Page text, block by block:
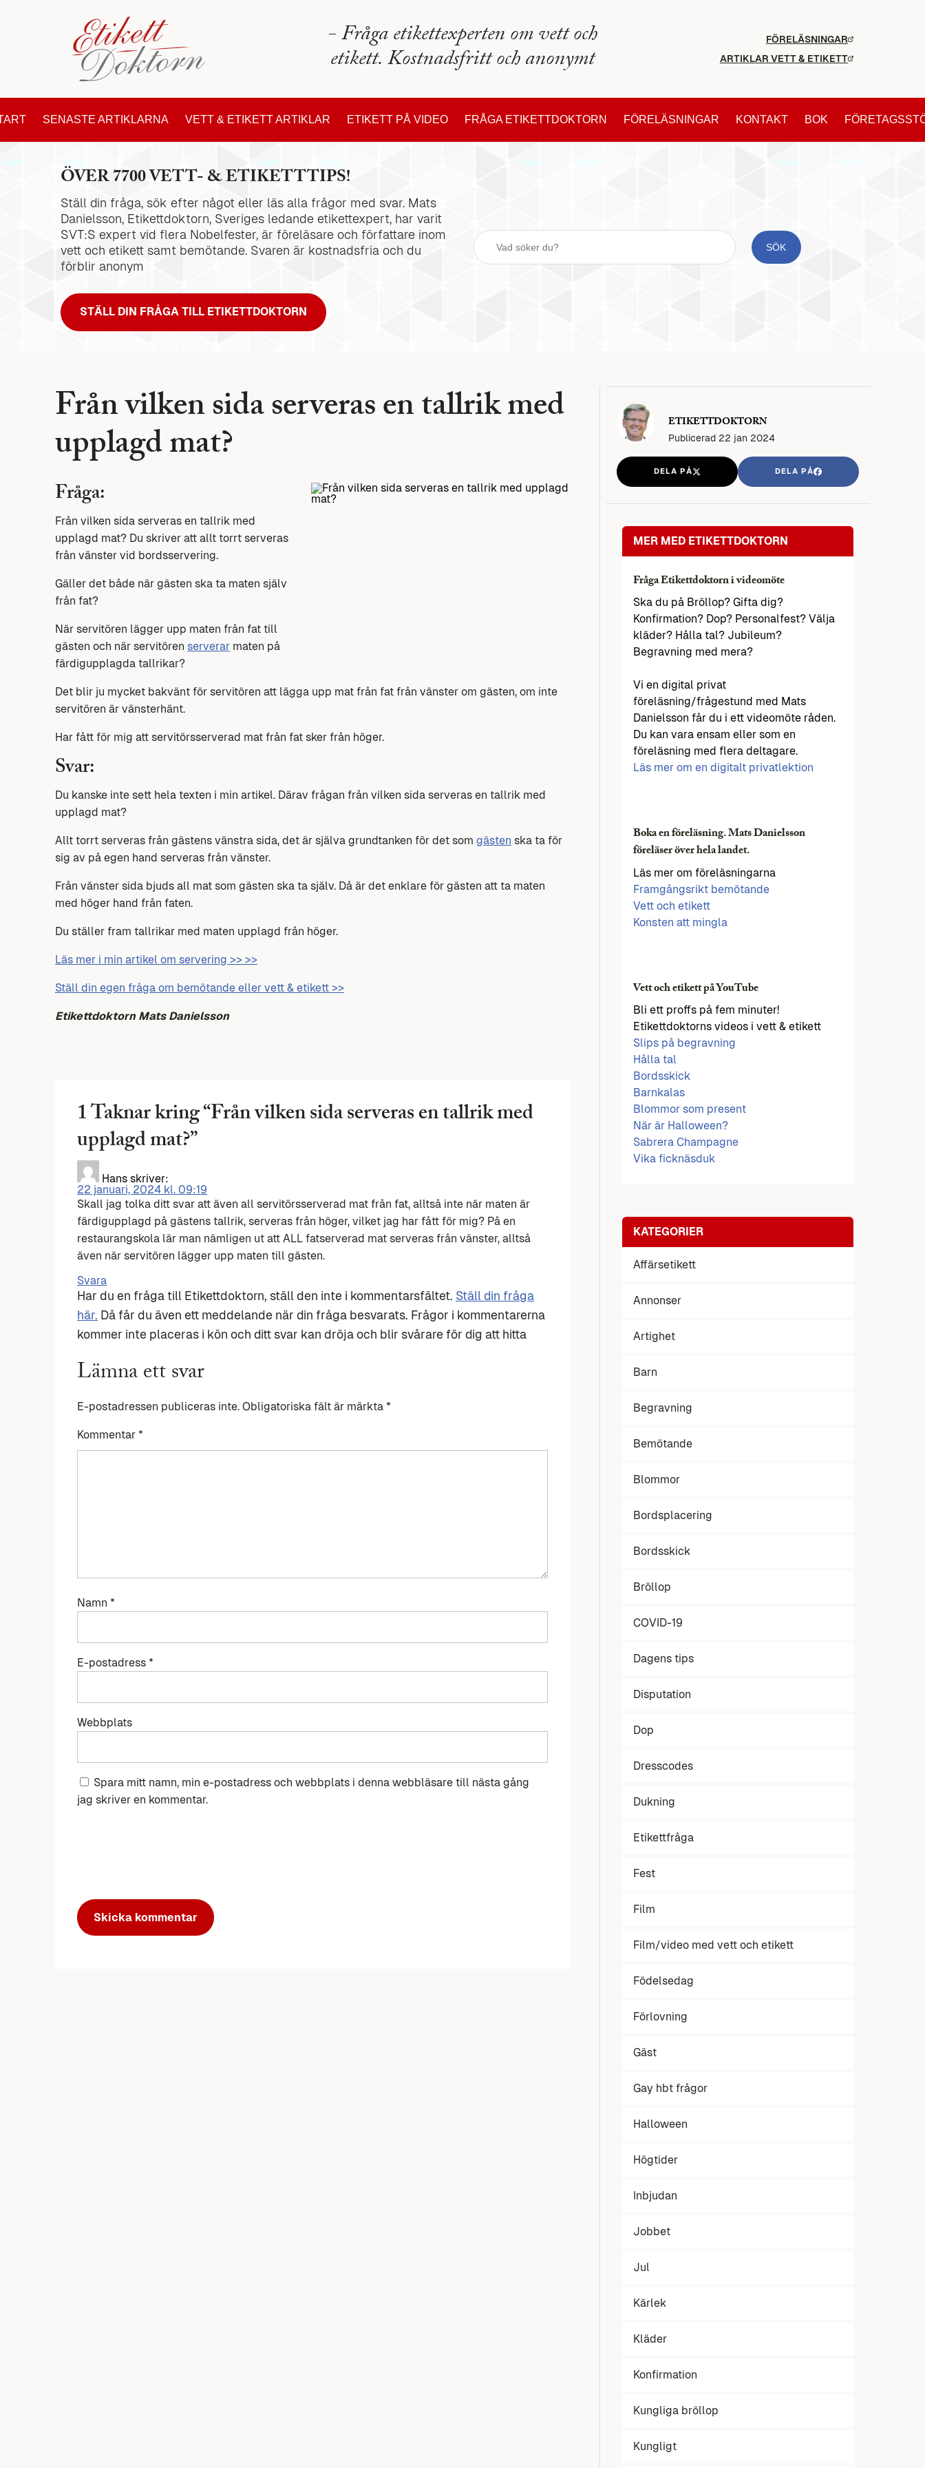
- Fråga etikettexperten om vett och
etikett. Kostnadsfritt och anonymt
FÖRELÄSNINGAR
ARTIKLAR VETT & ETIKETT
SENASTE ARTIKLARNA VETT & ETIKETT ARTIKLAR ETIKETT PÅ VIDEO FRÅGA ETIKETTDOKTORN FÖRELÄSNINGAR KONTAKT BOK
ÖVER 7700 VETT- & ETIKETTTIPS!
Ställ din fråga, sök efter något eller läs alla frågor med svar. Mats
Danielsson, Etikettdoktorn, Sveriges ledande etikettexpert, har varit
SVT:S expert vid flera Nobelfester, är föreläsare och författare inom
vett och etikett samt bemötande. Svaren är kostnadsfria och du
förblir anonym
STÄLL DIN FRÅGA TILL ETIKETTDOKTORN
Från vilken sida serveras en tallrik med
upplagd mat?
Fråga:
Från vilken sida serveras en tallrik med
upplagd mat? Du skriver att allt torrt serveras
från vänster vid bordsservering.
Gäller det både när gästen ska ta maten själv
från fat?
När servitören lägger upp maten från fat till
gästen och när servitören serverar maten på
färdigupplagda tallrikar?
Det blir ju mycket bakvänt för servitören att lägga upp mat från fat från vänster om gästen, om inte
servitören är vänsterhänt.
Har fått för mig att servitörsserverad mat från fat sker från höger.
Svar:
Du kanske inte sett hela texten i min artikel. Därav frågan från vilken sida serveras en tallrik med
upplagd mat?
Allt torrt serveras från gästens vänstra sida, det är själva grundtanken för det som gästen ska ta för
sig av på egen hand serveras från vänster.
Från vänster sida bjuds all mat som gästen ska ta själv. Då är det enklare för gästen att ta maten
med höger hand från faten.
Du ställer fram tallrikar med maten upplagd från höger.
Läs mer i min artikel om servering >> >>
Ställ din egen fråga om bemötande eller vett & etikett >>
Etikettdoktorn Mats Danielsson
1 Taknar kring “Från vilken sida serveras en tallrik med
upplagd mat?”
Hans skriver:
22 januari, 2024 kl. 09:19
Skall jag tolka ditt svar att även all servitörsserverad mat från fat, alltså inte när maten är
färdigupplagd på gästens tallrik, serveras från höger, vilket jag har fått för mig? På en
restaurangskola lär man nämligen ut att ALL fatserverad mat serveras från vänster, alltså
även när servitören lägger upp maten till gästen.
Svara
Har du en fråga till Etikettdoktorn, ställ den inte i kommentarsfältet. Ställ din fråga
här. Då får du även ett meddelande när din fråga besvarats. Frågor i kommentarerna
kommer inte placeras i kön och ditt svar kan dröja och blir svårare för dig att hitta
Lämna ett svar
E-postadressen publiceras inte. Obligatoriska fält är märkta *
Kommentar *
Namn *
E-postadress *
Webbplats
Spara mitt namn, min e-postadress och webbplats i denna webbläsare till nästa gång
jag skriver en kommentar.
ETIKETTDOKTORN
Publicerad 22 jan 2024
DELA PÅ DELA PÅ
MER MED ETIKETTDOKTORN
Fråga Etikettdoktorn i videomöte
Ska du på Bröllop? Gifta dig?
Konfirmation? Dop? Personalfest? Välja
kläder? Hålla tal? Jubileum?
Begravning med mera?
Vi en digital privat
föreläsning/frågestund med Mats
Danielsson får du i ett videomöte råden.
Du kan vara ensam eller som en
föreläsning med flera deltagare.
Läs mer om en digitalt privatlektion
Boka en föreläsning. Mats Danielsson
föreläser över hela landet.
Läs mer om föreläsningarna
Framgångsrikt bemötande
Vett och etikett
Konsten att mingla
Vett och etikett på YouTube
Bli ett proffs på fem minuter!
Etikettdoktorns videos i vett & etikett
Slips på begravning
Hålla tal
Bordsskick
Barnkalas
Blommor som present
När är Halloween?
Sabrera Champagne
Vika ficknäsduk
KATEGORIER
Affärsetikett
Annonser
Artighet
Barn
Begravning
Bemötande
Blommor
Bordsplacering
Bordsskick
Bröllop
COVID-19
Dagens tips
Disputation
Dop
Dresscodes
Dukning
Etikettfråga
Fest
Film
Film/video med vett och etikett
Födelsedag
Förlovning
Gäst
Gay hbt frågor
Halloween
Högtider
Inbjudan
Jobbet
Jul
Kärlek
Kläder
Konfirmation
Kungliga bröllop
Kungligt